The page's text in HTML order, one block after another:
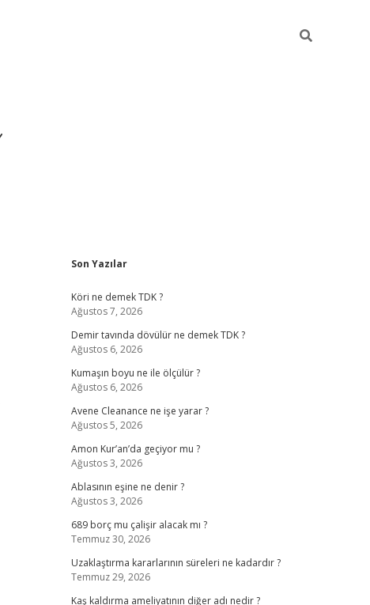
Sidebar
Son Yazılar
Köri ne demek TDK ?
Ağustos 7, 2026
Demir tavında dövülür ne demek TDK ?
Ağustos 6, 2026
Kumaşın boyu ne ile ölçülür ?
Ağustos 6, 2026
Avene Cleanance ne işe yarar ?
Ağustos 5, 2026
Amon Kur’an’da geçiyor mu ?
Ağustos 3, 2026
Ablasının eşine ne denir ?
Ağustos 3, 2026
689 borç mu çalişir alacak mı ?
Temmuz 30, 2026
Uzaklaştırma kararlarının süreleri ne kadardır ?
Temmuz 29, 2026
Kaş kaldırma ameliyatının diğer adı nedir ?
Betexper giriş adresi